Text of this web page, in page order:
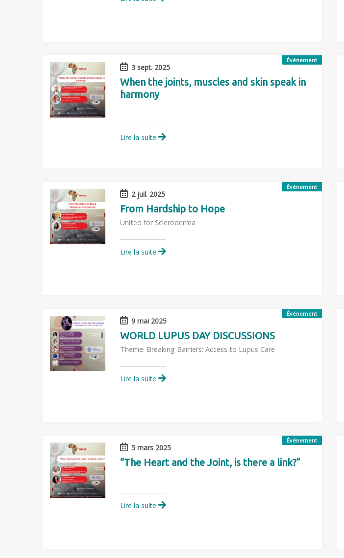
Événement
3 sept. 2025
When the joints, muscles and skin speak in
harmony
Lire la suite
Événement
2 juil. 2025
From Hardship to Hope
United for Scleroderma
Lire la suite
Événement
9 mai 2025
WORLD LUPUS DAY DISCUSSIONS
Theme: Breaking Barriers: Access to Lupus Care
Lire la suite
Événement
5 mars 2025
“The Heart and the Joint, is there a link?”
Lire la suite